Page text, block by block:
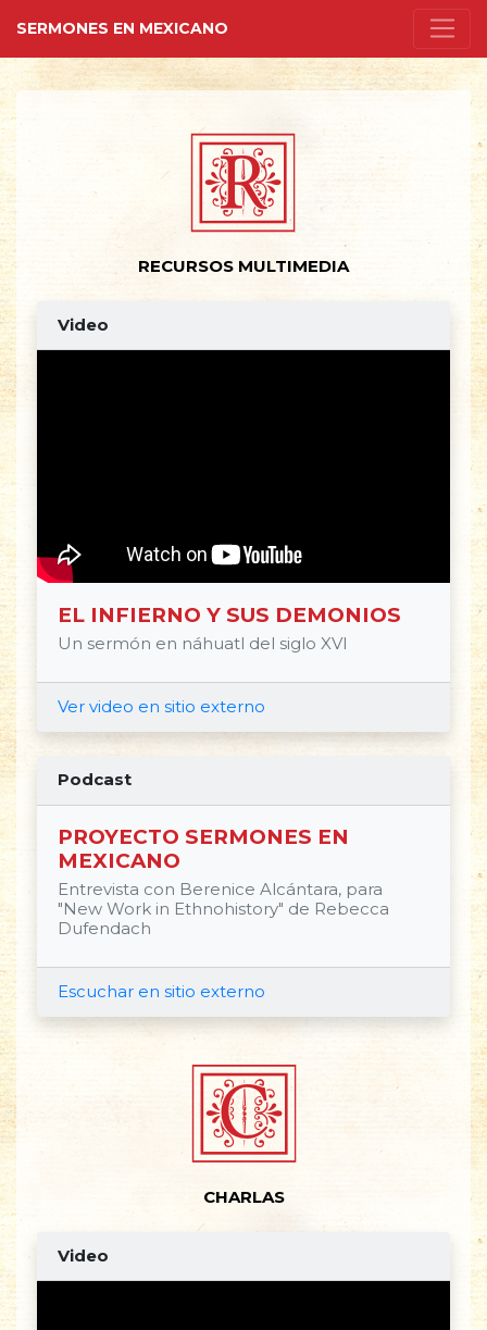
SERMONES EN MEXICANO
R
RECURSOS MULTIMEDIA
Video
EL INFIERNO Y SUS DEMONIOS
Un sermón en náhuatl del siglo XVI
Ver video en sitio externo
Podcast
PROYECTO SERMONES EN
MEXICANO
Entrevista con Berenice Alcántara, para
"New Work in Ethnohistory" de Rebecca
Dufendach
Escuchar en sitio externo
C
CHARLAS
Video